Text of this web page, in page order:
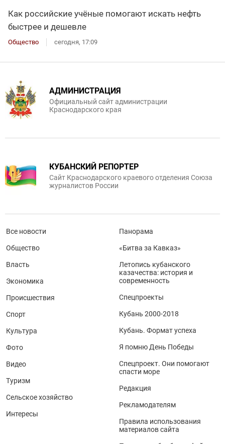
Как российские учёные помогают искать нефть
быстрее и дешевле
Общество сегодня, 17:09
АДМИНИСТРАЦИЯ
Официальный сайт администрации
Краснодарского края
КУБАНСКИЙ РЕПОРТЕР
Сайт Краснодарского краевого отделения Союза
журналистов России
Все новости
Общество
Власть
Экономика
Происшествия
Спорт
Культура
Фото
Видео
Туризм
Сельское хозяйство
Интересы
Панорама
«Битва за Кавказ»
Летопись кубанского
казачества: история и
современность
Спецпроекты
Кубань 2000-2018
Кубань. Формат успеха
Я помню День Победы
Спецпроект. Они помогают
спасти море
Редакция
Рекламодателям
Правила использования
материалов сайта